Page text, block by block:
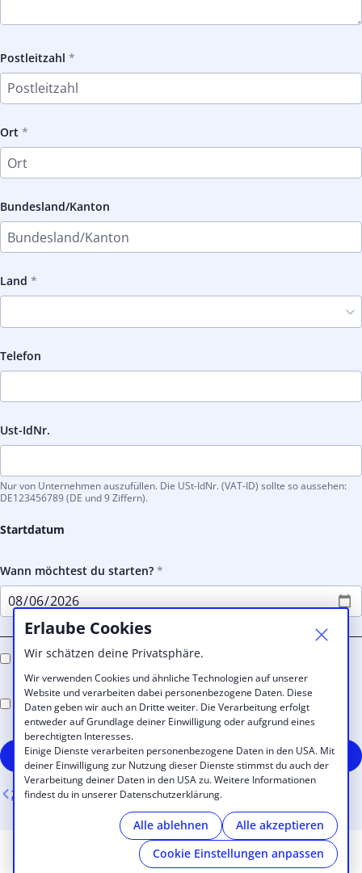
Erlaube Cookies
Wir schätzen deine Privatsphäre.
Wir verwenden Cookies und ähnliche Technologien auf unserer
Website und verarbeiten dabei personenbezogene Daten. Diese
Daten geben wir auch an Dritte weiter. Die Verarbeitung erfolgt
entweder auf Grundlage deiner Einwilligung oder aufgrund eines
berechtigten Interesses.
Einige Dienste verarbeiten personenbezogene Daten in den USA. Mit
deiner Einwilligung zur Nutzung dieser Dienste stimmst du auch der
Verarbeitung deiner Daten in den USA zu. Weitere Informationen
findest du in unserer Datenschutzerklärung.
Alle ablehnen
Alle akzeptieren
Cookie Einstellungen anpassen
Postleitzahl
Ort
Bundesland/Kanton
Land
Telefon
Ust-IdNr.
Nur von Unternehmen auszufüllen. Die USt-IdNr. (VAT-ID) sollte so aussehen:
DE123456789 (DE und 9 Ziffern).
Startdatum
Wann möchtest du starten?
Ich willige ein, den E-Mail-Newsletter zu erhalten
Ich akzeptiere die ToBe work&careGeschäftsbedingungen
und Konditionen
Kostenpflichtig registrieren
Zurück